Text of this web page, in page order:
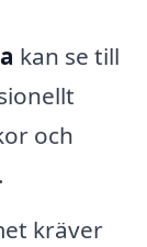
kan se till
och
kräver